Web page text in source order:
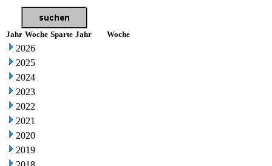
Jahr Woche Sparte Jahr Woche
2026
2025
2024
2023
2022
2021
2020
2019